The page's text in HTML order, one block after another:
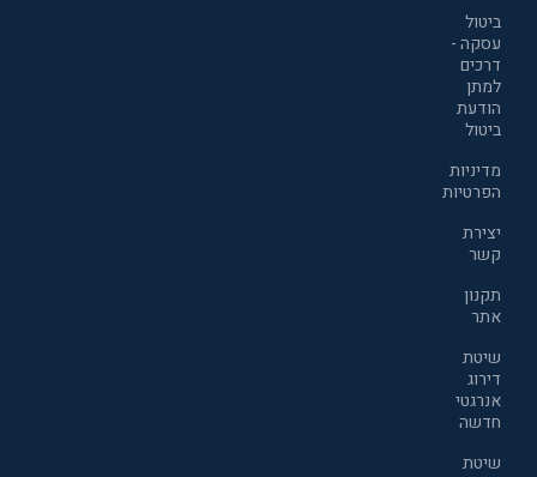
ביטול
עסקה -
דרכים
למתן
הודעת
ביטול
מדיניות
הפרטיות
יצירת
קשר
תקנון
אתר
שיטת
דירוג
אנרגטי
חדשה
שיטת